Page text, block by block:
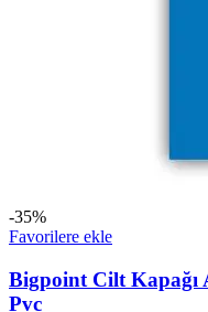
-35%
Favorilere ekle
Bigpoint Cilt Kapağı
Pvc